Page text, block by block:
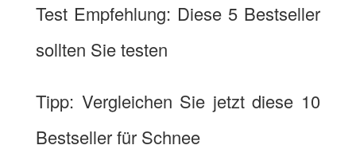
Test Empfehlung: Diese 5 Bestseller
sollten Sie testen
Tipp: Vergleichen Sie jetzt diese 10
Bestseller für Schnee